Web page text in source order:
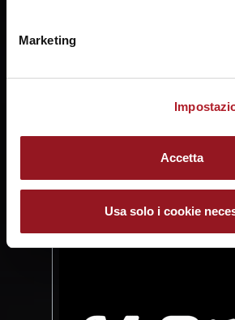
Marketing
Accetta
Usa solo i cookie